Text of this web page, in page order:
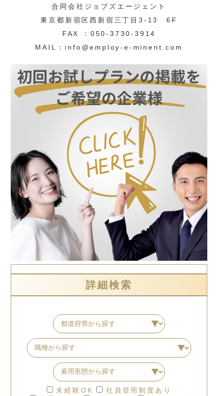
詳細検索
未経験OK
社員登用制度あり
合同会社ジョブズエージェント
東京都新宿区西新宿三丁目3-13 6F
FAX ：050-3730-3914
MAIL：info@employ-e-minent.com